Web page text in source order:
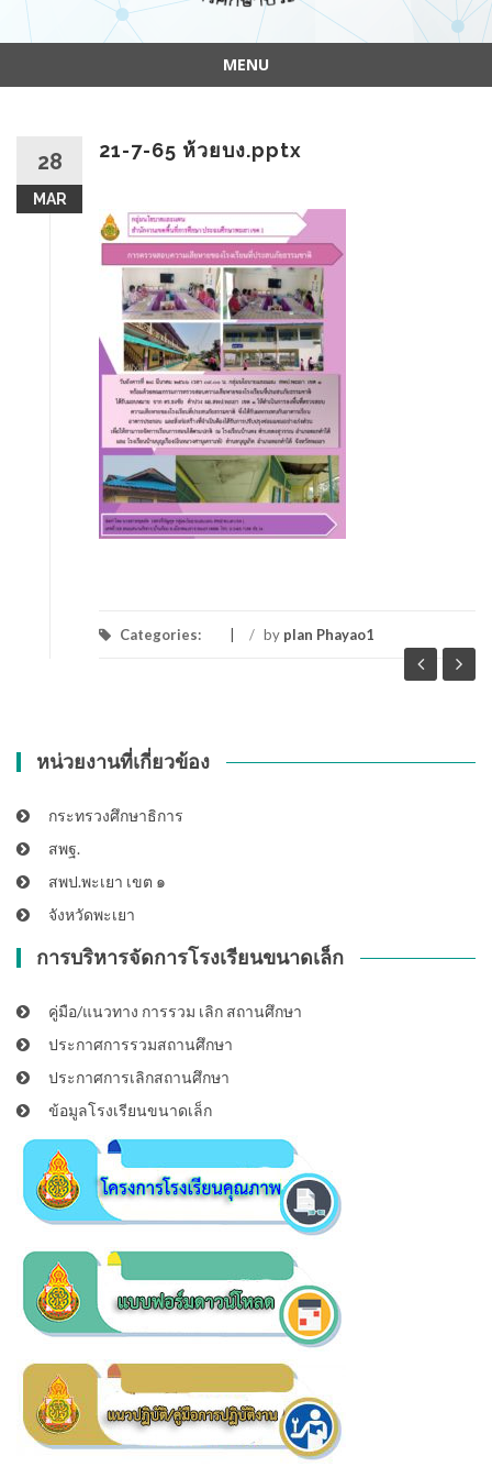
MENU
28
MAR
21-7-65 ห้วยบง.pptx
Categories: / by plan Phayao1
หน่วยงานที่เกี่ยวข้อง
กระทรวงศึกษาธิการ
สพฐ.
สพป.พะเยา เขต ๑
จังหวัดพะเยา
การบริหารจัดการโรงเรียนขนาดเล็ก
คู่มือ/แนวทาง การรวม เลิก สถานศึกษา
ประกาศการรวมสถานศึกษา
ประกาศการเลิกสถานศึกษา
ข้อมูลโรงเรียนขนาดเล็ก